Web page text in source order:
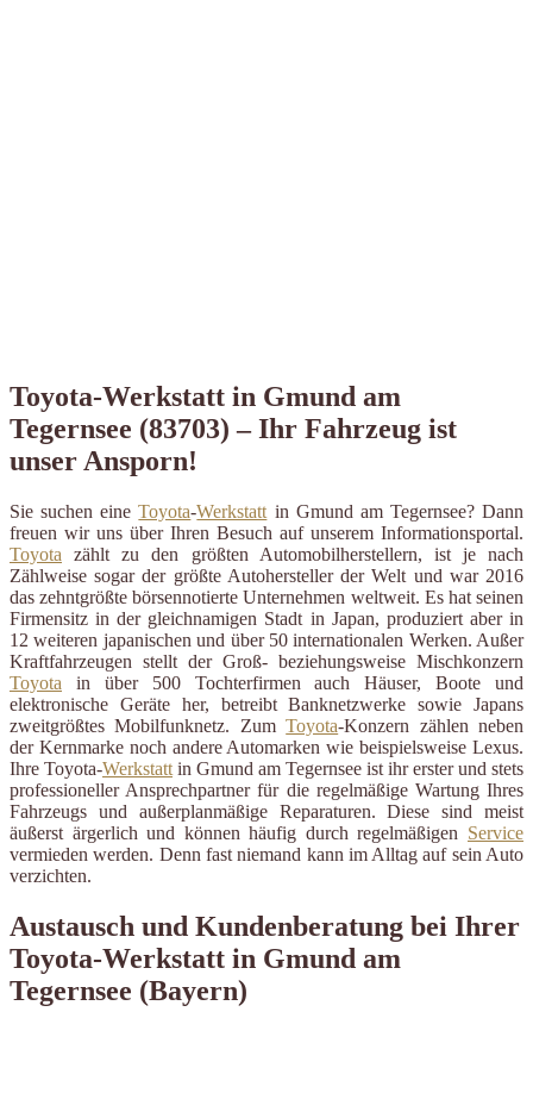
Toyota-Werkstatt in Gmund am
Tegernsee (83703) – Ihr Fahrzeug ist
unser Ansporn!
Sie suchen eineToyota-Werkstatt in Gmund am Tegernsee? Dann
freuen wir uns über Ihren Besuch auf unserem Informationsportal.
Toyota zählt zu den größten Automobilherstellern, ist je nach
Zählweise sogar der größte Autohersteller der Welt und war 2016
das zehntgrößte börsennotierte Unternehmen weltweit. Es hat seinen
Firmensitz in der gleichnamigen Stadt in Japan, produziert aber in
12 weiteren japanischen und über 50 internationalen Werken. Außer
Kraftfahrzeugen stellt der Groß- beziehungsweise Mischkonzern
Toyota in über 500 Tochterfirmen auch Häuser, Boote und
elektronische Geräte her, betreibt Banknetzwerke sowie Japans
zweitgrößtes Mobilfunknetz. ZumToyota-Konzern zählen neben
der Kernmarke noch andere Automarken wie beispielsweise Lexus.
Ihre Toyota-Werkstatt in Gmund am Tegernsee ist ihr erster und stets
professioneller Ansprechpartner für die regelmäßige Wartung Ihres
Fahrzeugs und außerplanmäßige Reparaturen. Diese sind meist
äußerst ärgerlich und können häufig durch regelmäßigen Service
vermieden werden. Denn fast niemand kann im Alltag auf sein Auto
verzichten.
Austausch und Kundenberatung bei Ihrer
Toyota-Werkstatt in Gmund am
Tegernsee (Bayern)